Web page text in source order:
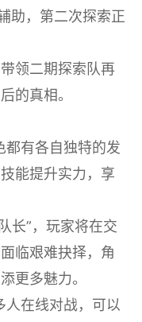
助，第二次探索正
领二期探索队再
的真相。
有各自独特的发
能提升实力，享
长”，玩家将在交
临艰难抉择，角
更多魅力。
在线对战，可以